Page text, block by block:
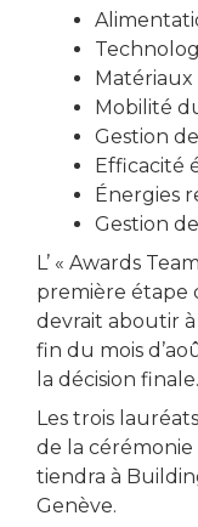
Matériaux
Mobilité
Gestion
Efficacité
Énergies
Gestion de
L’ « Awards
première étape
devrait aboutir à
fin du mois
la décision finale.
Les trois
de la cérémonie
tiendra à
Genève.